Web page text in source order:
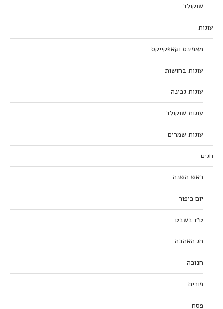
שוקולד
עוגות
מאפינס וקאפקייקס
עוגות בחושות
עוגות גבינה
עוגות שוקולד
עוגות שמרים
חגים
ראש השנה
יום כיפור
ט”ו בשבט
חג האהבה
חנוכה
פורים
פסח